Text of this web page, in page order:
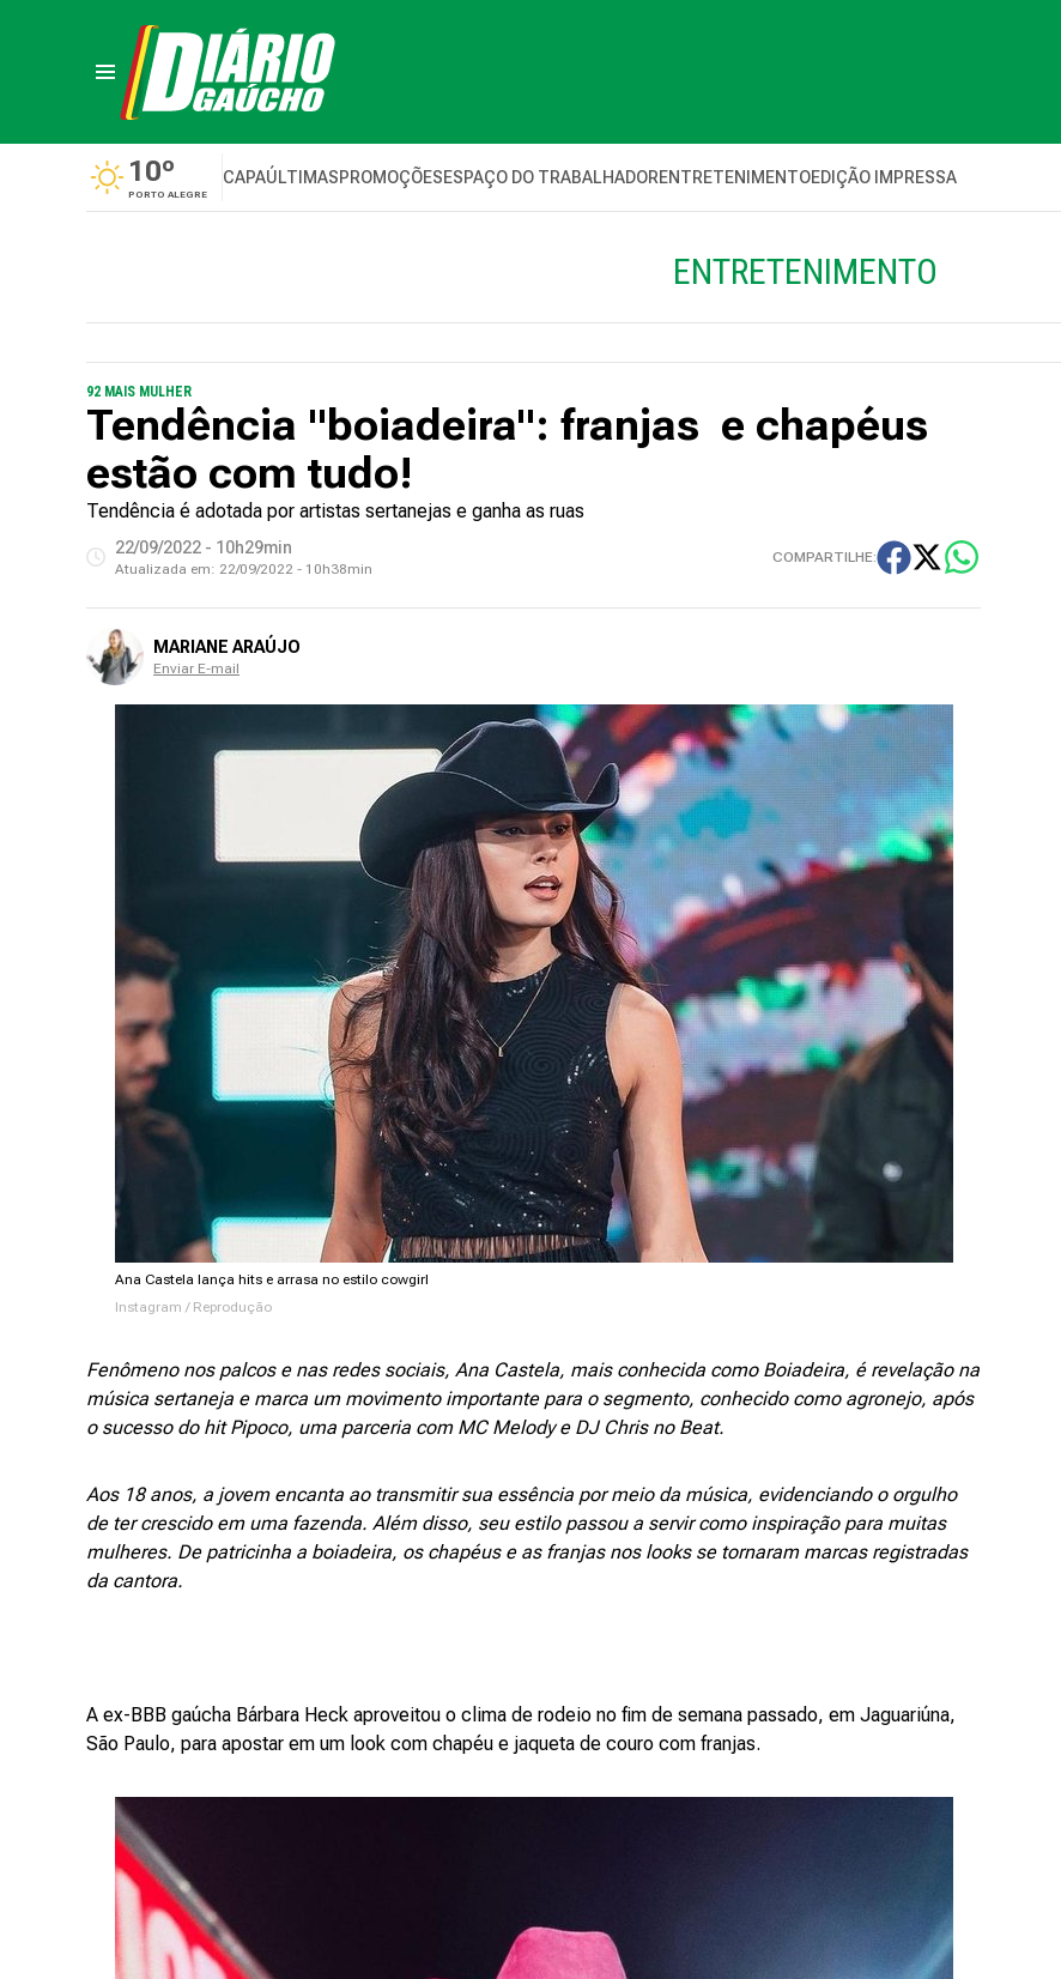
10º
PORTO ALEGRE
CAPAÚLTIMASPROMOÇÕESESPAÇO DO TRABALHADORENTRETENIMENTOEDIÇÃO IMPRESSA
ENTRETENIMENTO
92 MAIS MULHER
Tendência "boiadeira": franjas e chapéus
estão com tudo!
Tendência é adotada por artistas sertanejas e ganha as ruas
22/09/2022 - 10h29min
Atualizada em: 22/09/2022 - 10h38min
COMPARTILHE:
MARIANE ARAÚJO
Enviar E-mail
Ana Castela lança hits e arrasa no estilo cowgirl
Instagram / Reprodução
Fenômeno nos palcos e nas redes sociais, Ana Castela, mais conhecida como Boiadeira, é revelação na
música sertaneja e marca um movimento importante para o segmento, conhecido como agronejo, após
o sucesso do hit Pipoco, uma parceria com MC Melody e DJ Chris no Beat.
Aos 18 anos, a jovem encanta ao transmitir sua essência por meio da música, evidenciando o orgulho
de ter crescido em uma fazenda. Além disso, seu estilo passou a servir como inspiração para muitas
mulheres. De patricinha a boiadeira, os chapéus e as franjas nos looks se tornaram marcas registradas
da cantora.
A ex-BBB gaúcha Bárbara Heck aproveitou o clima de rodeio no fim de semana passado, em Jaguariúna,
São Paulo, para apostar em um look com chapéu e jaqueta de couro com franjas.